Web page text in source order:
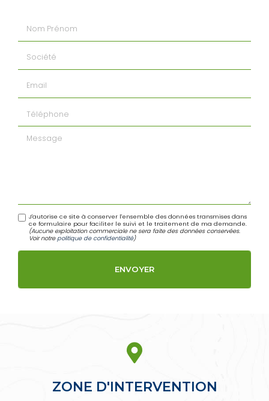
Message
J'autorise ce site à conserver l'ensemble des données transmises dans
ce formulaire pour faciliter le suivi et le traitement de ma demande.
(Aucune exploitation commerciale ne sera faite des données conservées.
Voir notrepolitique de confidentialité)
ZONE D'INTERVENTION